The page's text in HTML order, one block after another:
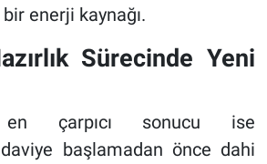
enerji kaynağı.
Sürecinde Yeni
en çarpıcı sonucu ise
başlamadan önce dahi